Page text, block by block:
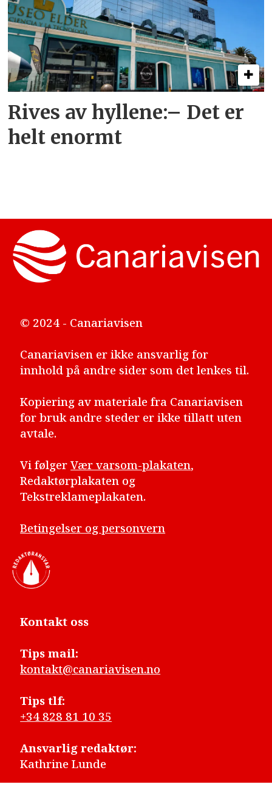
Rives av hyllene:– Det er
helt enormt
© 2024 - Canariavisen
Canariavisen er ikke ansvarlig for
innhold på andre sider som det lenkes til.
Kopiering av materiale fra Canariavisen
for bruk andre steder er ikke tillatt uten
avtale.
Vi følgerVær varsom-plakaten,
Redaktørplakaten og
Tekstreklameplakaten.
Betingelser og personvern
Kontakt oss
Tips mail:
kontakt@canariavisen.no
Tips tlf:
+34 828 81 10 35
Ansvarlig redaktør:
Kathrine Lunde